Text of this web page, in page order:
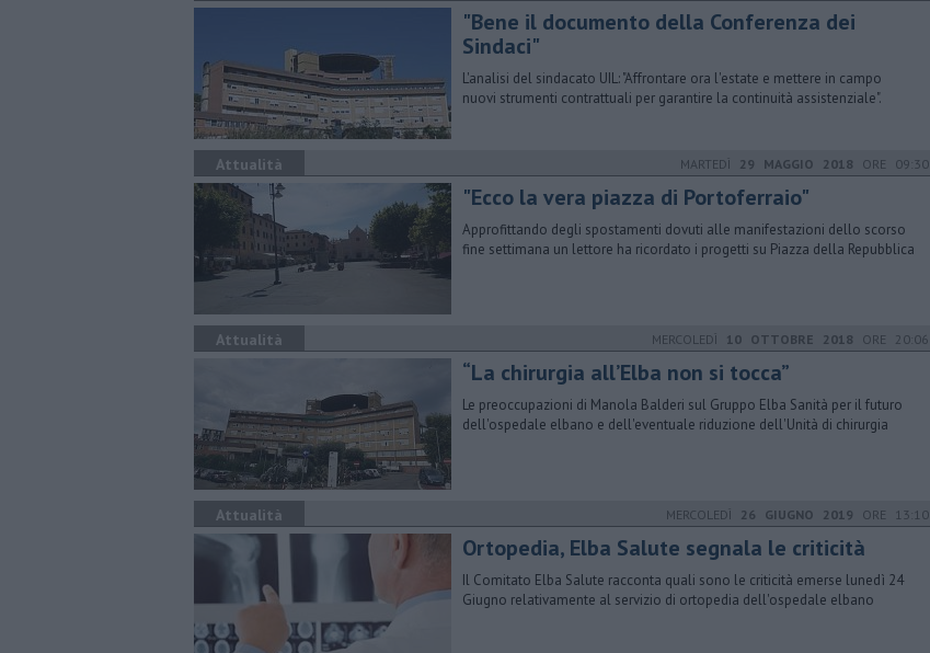
"Bene il documento della Conferenza dei
Sindaci"
L'analisi del sindacato UIL: "Affrontare ora l'estate e mettere in campo
nuovi strumenti contrattuali per garantire la continuità assistenziale".
Attualità MARTEDÌ 29 MAGGIO 2018 ORE 09:30
"Ecco la vera piazza di Portoferraio"
Approfittando degli spostamenti dovuti alle manifestazioni dello scorso
fine settimana un lettore ha ricordato i progetti su Piazza della Repubblica
Attualità MERCOLEDÌ 10 OTTOBRE 2018 ORE 20:06
“La chirurgia all’Elba non si tocca”
Le preoccupazioni di Manola Balderi sul Gruppo Elba Sanità per il futuro
dell'ospedale elbano e dell'eventuale riduzione dell'Unità di chirurgia
Attualità MERCOLEDÌ 26 GIUGNO 2019 ORE 13:10
Ortopedia, Elba Salute segnala le criticità
Il Comitato Elba Salute racconta quali sono le criticità emerse lunedì 24
Giugno relativamente al servizio di ortopedia dell'ospedale elbano